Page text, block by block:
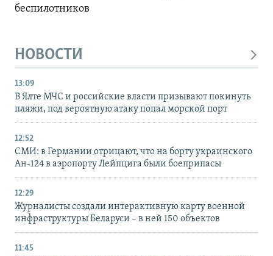
беспилотников
НОВОСТИ
13:09
В Ялте МЧС и российские власти призывают покинуть
пляжи, под вероятную атаку попал морской порт
12:52
СМИ: в Германии отрицают, что на борту украинского
Ан-124 в аэропорту Лейпцига были боеприпасы
12:29
Журналисты создали интерактивную карту военной
инфраструктуры Беларуси – в ней 150 объектов
11:45